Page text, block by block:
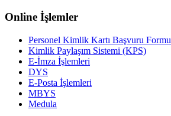
Online İşlemler
Personel Kimlik Kartı Başvuru Formu
Kimlik Paylaşım Sistemi (KPS)
E-İmza İşlemleri
DYS
E-Posta İşlemleri
MBYS
Medula